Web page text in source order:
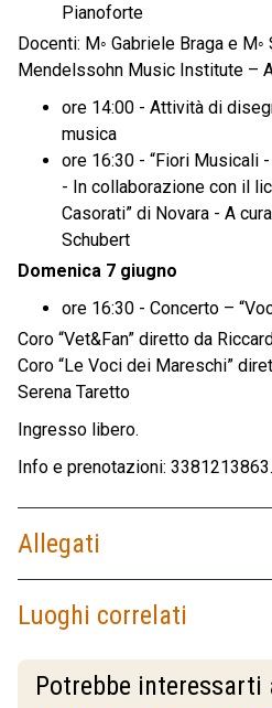
Pianoforte
Docenti: M◦ Gabriele Braga e
Mendelssohn Music Institute –
ore 14:00 - Attività di
musica
ore 16:30 - “Fiori Musicali
- In collaborazione con il
Casorati” di Novara - A
Schubert
Domenica 7 giugno
ore 16:30 - Concerto –
Coro “Vet&Fan” diretto da
Coro “Le Voci dei Mareschi”
Serena Taretto
Ingresso libero.
Info e prenotazioni: 3381213863.
Allegati
Luoghi correlati
Potrebbe interessarti